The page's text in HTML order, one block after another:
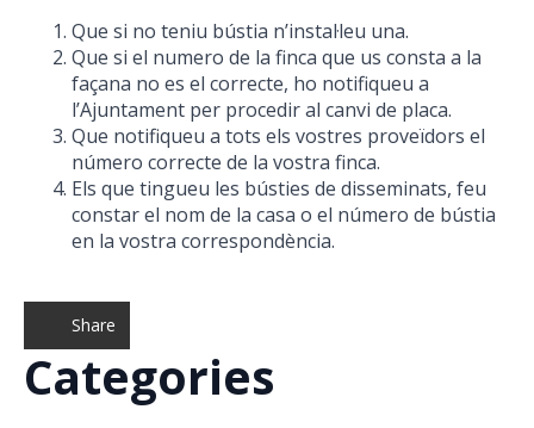
Que si no teniu bústia n’instal·leu una.
Que si el numero de la finca que us consta a la
façana no es el correcte, ho notifiqueu a
l’Ajuntament per procedir al canvi de placa.
Que notifiqueu a tots els vostres proveïdors el
número correcte de la vostra finca.
Els que tingueu les bústies de disseminats, feu
constar el nom de la casa o el número de bústia
en la vostra correspondència.
Share
Categories